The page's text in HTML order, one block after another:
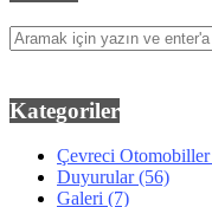
Kategoriler
Çevreci Otomobiller
Duyurular(56)
Galeri (7)